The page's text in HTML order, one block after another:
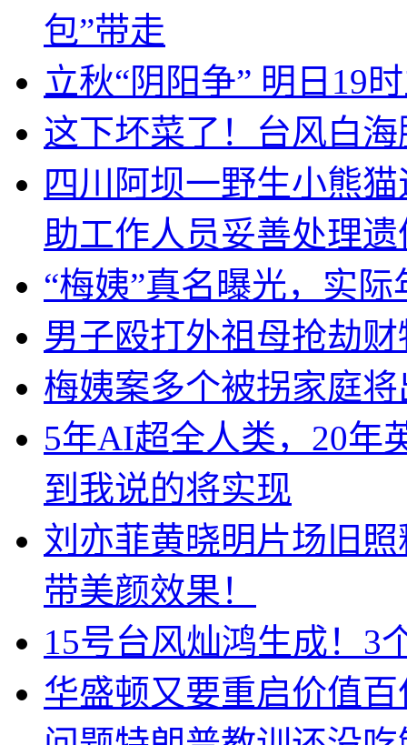
包”带走
立秋“阴阳争” 明日19
这下坏菜了！台风白
四川阿坝一野生小熊
助工作人员妥善处理遗
“梅姨”真名曝光，实
男子殴打外祖母抢劫
梅姨案多个被拐家庭
5年AI超全人类，20年
到我说的将实现
刘亦菲黄晓明片场旧
带美颜效果！
15号台风灿鸿生成！3
华盛顿又要重启价值